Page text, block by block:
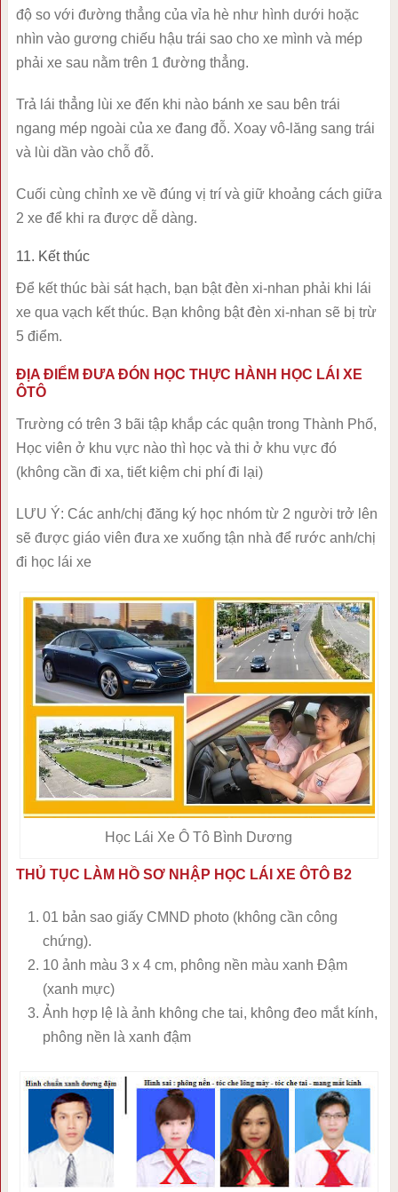
độ so với đường thẳng của vỉa hè như hình dưới hoặc
nhìn vào gương chiếu hậu trái sao cho xe mình và mép
phải xe sau nằm trên 1 đường thẳng.
Trả lái thẳng lùi xe đến khi nào bánh xe sau bên trái
ngang mép ngoài của xe đang đỗ. Xoay vô-lăng sang trái
và lùi dần vào chỗ đỗ.
Cuối cùng chỉnh xe về đúng vị trí và giữ khoảng cách giữa
2 xe để khi ra được dễ dàng.
11. Kết thúc
Để kết thúc bài sát hạch, bạn bật đèn xi-nhan phải khi lái
xe qua vạch kết thúc. Bạn không bật đèn xi-nhan sẽ bị trừ
5 điểm.
ĐỊA ĐIỂM ĐƯA ĐÓN HỌC THỰC HÀNH HỌC LÁI XE
ÔTÔ
Trường có trên 3 bãi tập khắp các quận trong Thành Phố,
Học viên ở khu vực nào thì học và thi ở khu vực đó
(không cần đi xa, tiết kiệm chi phí đi lại)
LƯU Ý: Các anh/chị đăng ký học nhóm từ 2 người trở lên
sẽ được giáo viên đưa xe xuống tận nhà để rước anh/chị
đi học lái xe
Học Lái Xe Ô Tô Bình Dương
THỦ TỤC LÀM HỒ SƠ NHẬP HỌC LÁI XE ÔTÔ B2
01 bản sao giấy CMND photo (không cần công
chứng).
10 ảnh màu 3 x 4 cm, phông nền màu xanh Đậm
(xanh mực)
Ảnh hợp lệ là ảnh không che tai, không đeo mắt kính,
phông nền là xanh đậm